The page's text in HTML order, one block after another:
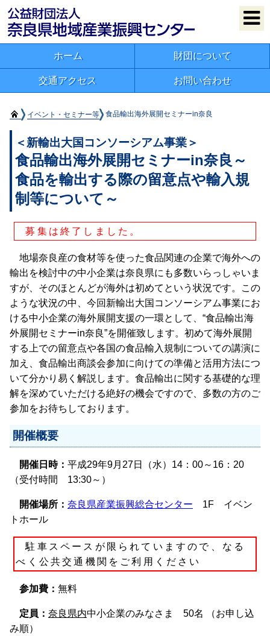
ホーム 財団について
交通アクセス お問い合わせ
イベント・セミナー等 食品輸出海外展開セミナーin奈良
＜新輸出大国コンソーシアム事業＞
食品輸出海外展開セミナーin奈良～
食品を輸出する際の留意点や輸入規
制等について～
募集は終了しました。
地場奈良産の食材等を使った食品関連の企業で海外への
輸出を検討中の中小企業は奈良県にも多数いらっしゃいま
すが、そのほとんどが海外は初めてという状況です。この
ような状況の中、今回新輸出大国コンソーシアム事業にお
ける中小企業の海外展開支援の一環として、“食品輸出海
外展開セミナーin奈良”を開催致します。初めて海外展開
する上での留意点や各国の食品輸入規制についての講演に
加え、食品輸出商談会参加に向けての準備と活用方法につ
いて分かり易く解説します。食品輸出に関する基礎的な理
解を深めていただける絶好の機会ですので、多数の方のご
参加をお待ちしております。
開催概要
開催日時： 平成29年9月27日（水）14：00～16：20
（受付時間 13:30～）
開催場所： 奈良県産業振興総合センター 1F イベン
トホール
駐車スペースが限られていますので、なる
べく公共交通機関をご利用ください
参加費： 無料
定員： 奈良県内中小企業のみなさま 50名 （お申し込
み順）